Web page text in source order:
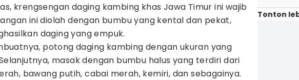
krengsengan daging kambing khas Jawa Timur ini wajib
ini diolah dengan bumbu yang kental dan pekat,
daging yang empuk.
potong daging kambing dengan ukuran yang
masak dengan bumbu halus yang terdiri dari
bawang putih, cabai merah, kemiri, dan sebagainya.
Tonton